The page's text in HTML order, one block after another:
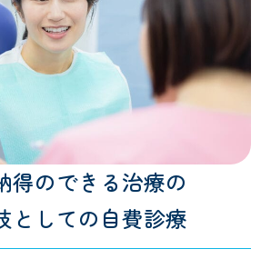
得のできる治療の
としての自費診療